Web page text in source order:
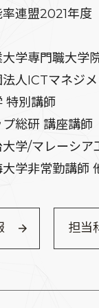
連盟2021年度
学専門職大学
人ICTマネジメ
別講師
総研 講座講師
学/マレーシア
学非常勤講師
担当